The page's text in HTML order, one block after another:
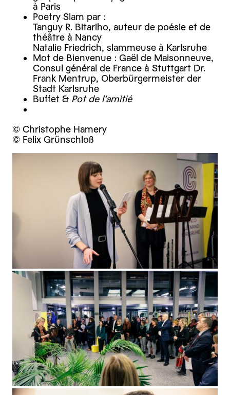
à Paris
Poetry Slam par :
Tanguy R. Bitariho, auteur de poésie et de
théâtre à Nancy
Natalie Friedrich, slammeuse à Karlsruhe
Mot de Bienvenue : Gaël de Maisonneuve,
Consul général de France à Stuttgart Dr.
Frank Mentrup, Oberbürgermeister der
Stadt Karlsruhe
Buffet & Pot de l’amitié
© Christophe Hamery
© Felix Grünschloß